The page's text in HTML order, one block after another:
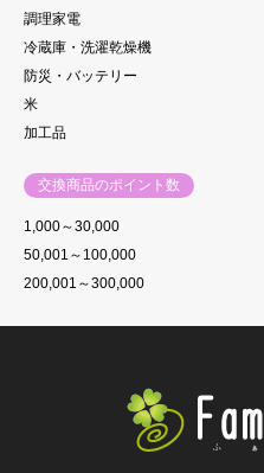
調理家電
冷蔵庫・洗濯乾燥機
防災・バッテリー
米
加工品
交換商品のポイント数
1,000～30,000
50,001～100,000
200,001～300,000